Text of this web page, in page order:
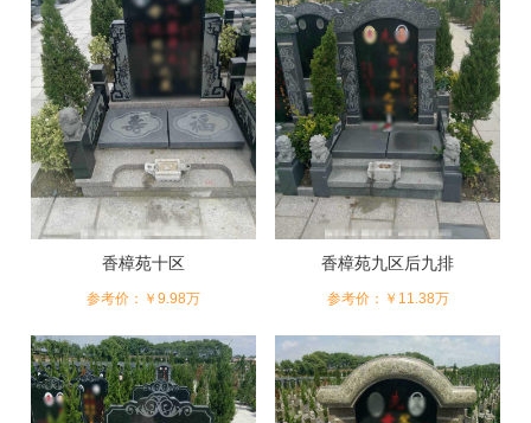
香樟苑十区
参考价：￥9.98万
香樟苑九区后九排
参考价：￥11.38万